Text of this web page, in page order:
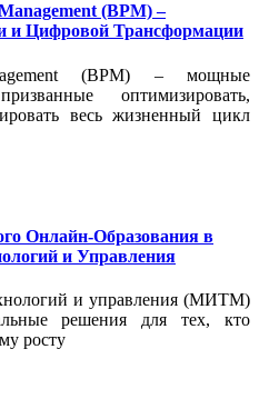
(BPM) –
и Цифровой Трансформации
(BPM) – мощные
оптимизировать,
весь жизненный цикл
Онлайн-Образования в
и Управления
и управления (МИТМ)
решения для тех, кто
росту